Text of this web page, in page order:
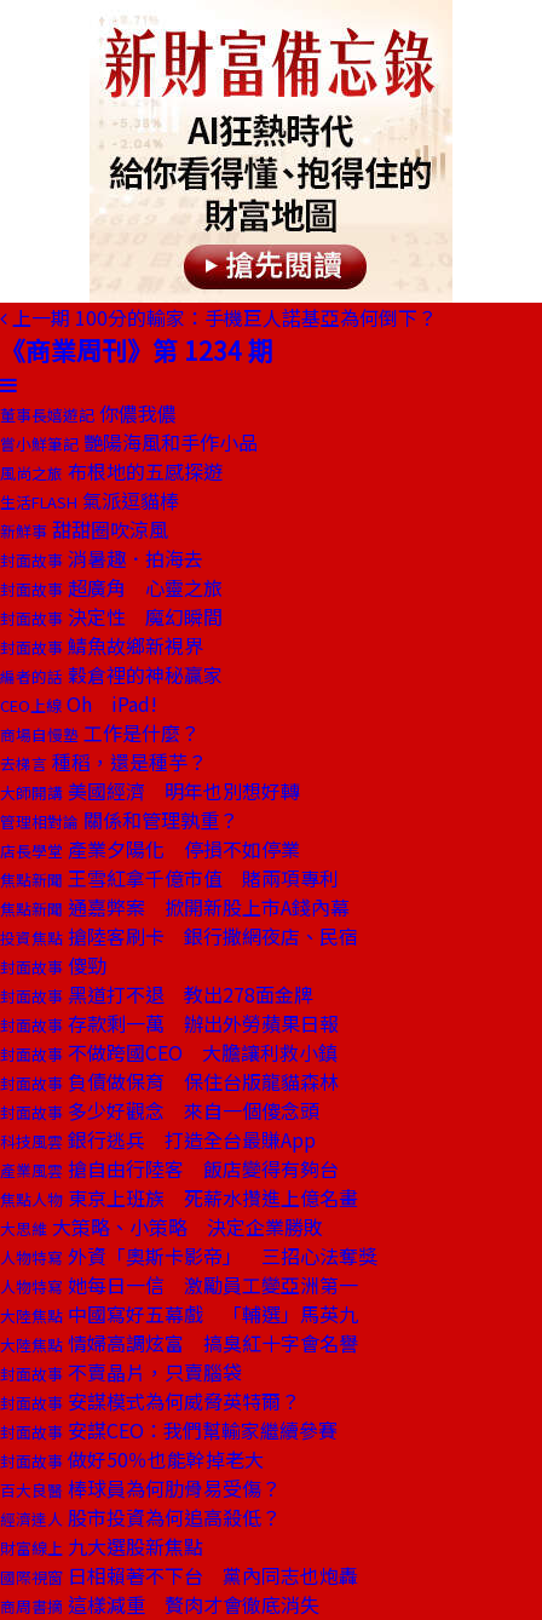
上一期 100分的輸家：手機巨人諾基亞為何倒下？
《商業周刊》第 1234 期
董事長嬉遊記 你儂我儂
嘗小鮮筆記 艷陽海風和手作小品
風尚之旅 布根地的五感探遊
生活FLASH 氣派逗貓棒
新鮮事 甜甜圈吹涼風
封面故事 消暑趣．拍海去
封面故事 超廣角 心靈之旅
封面故事 決定性 魔幻瞬間
封面故事 鯖魚故鄉新視界
編者的話 穀倉裡的神秘贏家
CEO上線 Oh iPad!
商場自慢塾 工作是什麼？
去梯言 種稻，還是種芋？
大師開講 美國經濟 明年也別想好轉
管理相對論 關係和管理孰重？
店長學堂 產業夕陽化 停損不如停業
焦點新聞 王雪紅拿千億市值 賭兩項專利
焦點新聞 通嘉弊案 掀開新股上市A錢內幕
投資焦點 搶陸客刷卡 銀行撒網夜店、民宿
封面故事 傻勁
封面故事 黑道打不退 教出278面金牌
封面故事 存款剩一萬 辦出外勞蘋果日報
封面故事 不做跨國CEO 大膽讓利救小鎮
封面故事 負債做保育 保住台版龍貓森林
封面故事 多少好觀念 來自一個傻念頭
科技風雲 銀行逃兵 打造全台最賺App
產業風雲 搶自由行陸客 飯店變得有夠台
焦點人物 東京上班族 死薪水攢進上億名畫
大思維 大策略、小策略 決定企業勝敗
人物特寫 外資「奧斯卡影帝」 三招心法奪獎
人物特寫 她每日一信 激勵員工變亞洲第一
大陸焦點 中國寫好五幕戲 「輔選」馬英九
大陸焦點 情婦高調炫富 搞臭紅十字會名譽
封面故事 不賣晶片，只賣腦袋
封面故事 安謀模式為何威脅英特爾？
封面故事 安謀CEO：我們幫輸家繼續參賽
封面故事 做好50％也能幹掉老大
百大良醫 棒球員為何肋骨易受傷？
經濟達人 股市投資為何追高殺低？
財富線上 九大選股新焦點
國際視窗 日相賴著不下台 黨內同志也炮轟
商周書摘 這樣減重 贅肉才會徹底消失